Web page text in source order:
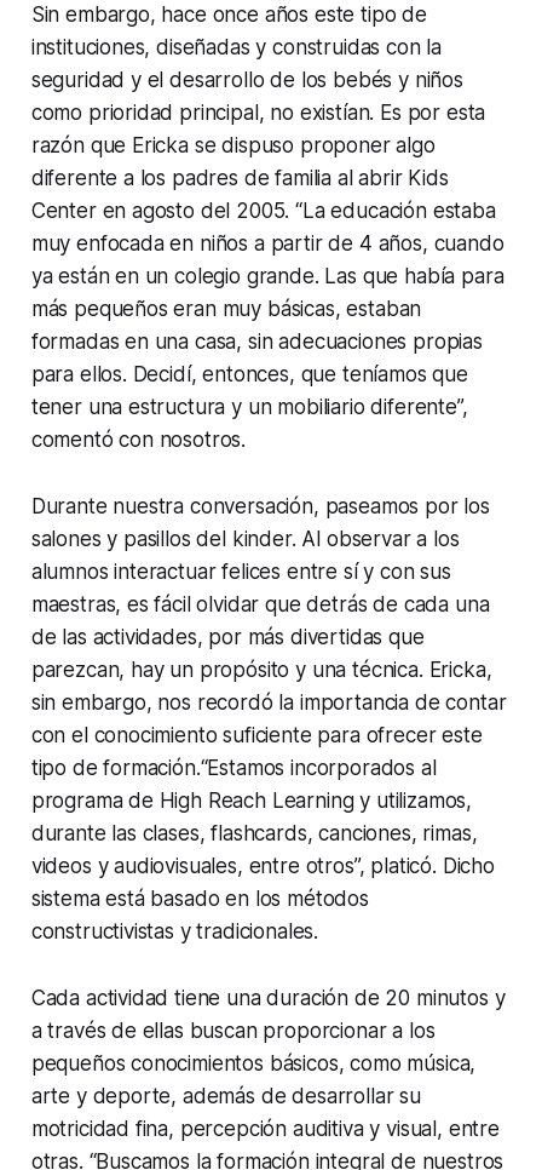
Sin embargo, hace once años este tipo de
instituciones, diseñadas y construidas con la
seguridad y el desarrollo de los bebés y niños
como prioridad principal, no existían. Es por esta
razón que Ericka se dispuso proponer algo
diferente a los padres de familia al abrir Kids
Center en agosto del 2005. “La educación estaba
muy enfocada en niños a partir de 4 años, cuando
ya están en un colegio grande. Las que había para
más pequeños eran muy básicas, estaban
formadas en una casa, sin adecuaciones propias
para ellos. Decidí, entonces, que teníamos que
tener una estructura y un mobiliario diferente”,
comentó con nosotros.
Durante nuestra conversación, paseamos por los
salones y pasillos del kinder. Al observar a los
alumnos interactuar felices entre sí y con sus
maestras, es fácil olvidar que detrás de cada una
de las actividades, por más divertidas que
parezcan, hay un propósito y una técnica. Ericka,
sin embargo, nos recordó la importancia de contar
con el conocimiento suficiente para ofrecer este
tipo de formación.“Estamos incorporados al
programa de High Reach Learning y utilizamos,
durante las clases, flashcards, canciones, rimas,
videos y audiovisuales, entre otros”, platicó. Dicho
sistema está basado en los métodos
constructivistas y tradicionales.
Cada actividad tiene una duración de 20 minutos y
a través de ellas buscan proporcionar a los
pequeños conocimientos básicos, como música,
arte y deporte, además de desarrollar su
motricidad fina, percepción auditiva y visual, entre
otras. “Buscamos la formación integral de nuestros